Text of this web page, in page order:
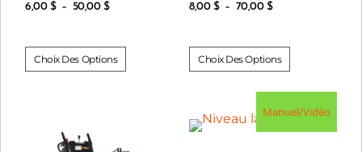
6,00 $ – 50,00 $
Choix Des Options
8,00 $ – 70,00 $
Choix Des Options
Manuel/Vidéo